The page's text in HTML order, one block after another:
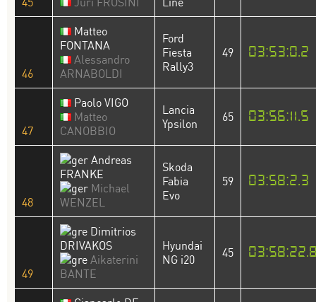
46
Matteo
FONTANA
Alessandro
ARNABOLDI
Ford
Fiesta
Rally3
49 03:53:0.2
47
Paolo VIGO
Matteo
CANOBBIO
Lancia
Ypsilon
65 03:56:11.5
48
Andreas
FRANKE
Michael
WENZEL
Skoda
Fabia
Evo
59 03:58:2.3
49
Dimitrios
DRIVAKOS
Aikaterini
BANTE
Hyundai
NG i20
45